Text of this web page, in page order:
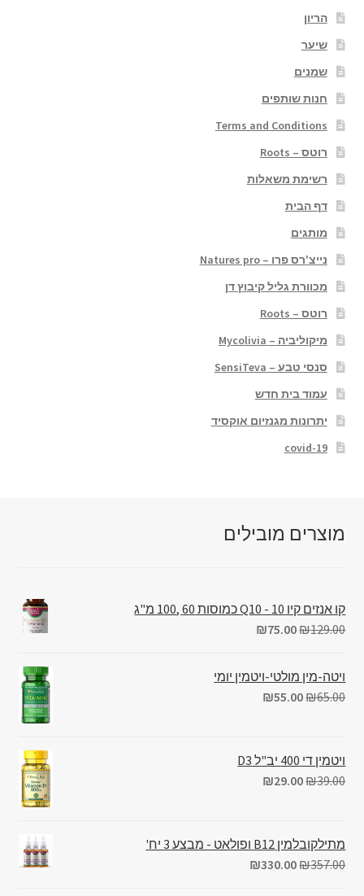
הריון
שיער
שמנים
חנות שותפים
Terms and Conditions
רוטס – Roots
רשימת משאלות
דף הבית
מותגים
נייצ'רס פרו – Natures pro
מכוורת גליל קיבוץ דן
רוטס – Roots
מיקוליביה – Mycolivia
סנסי טבע – SensiTeva
עמוד בית חדש
יתרונות מגנזיום אוקסיד
covid-19
מוצרים מובילים
קו אנזים קיו 10 - Q10 כמוסות 60 ,100 מ"ג
₪129.00
₪75.00
ויטה-מין מולטי-ויטמין יומי
₪65.00
₪55.00
ויטמין די 400 יב"ל D3
₪39.00
₪29.00
מתילקובלמין B12 ופולאט - מבצע 3 יח'
₪357.00
₪330.00